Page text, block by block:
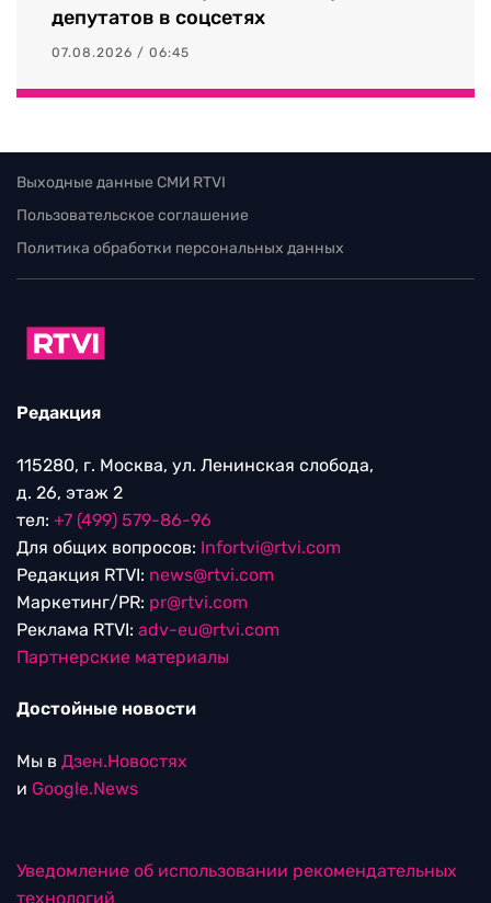
депутатов в соцсетях
07.08.2026 / 06:45
Выходные данные СМИ RTVI
Пользовательское соглашение
Политика обработки персональных данных
Редакция
115280, г. Москва, ул. Ленинская слобода,
д. 26, этаж 2
тел: +7 (499) 579-86-96
Для общих вопросов: Infortvi@rtvi.com
Редакция RTVI: news@rtvi.com
Маркетинг/PR: pr@rtvi.com
Реклама RTVI: adv-eu@rtvi.com
Партнерские материалы
Достойные новости
Мы в Дзен.Новостях
и Google.News
Уведомление об использовании рекомендательных
технологий